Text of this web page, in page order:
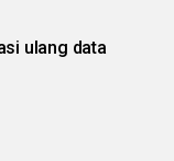
ulang data